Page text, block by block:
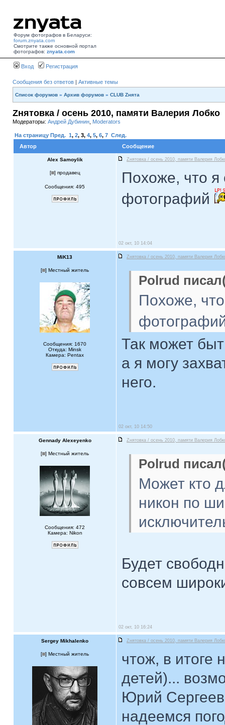
Форум фотографов в Беларуси:
forum.znyata.com
Смотрите также основной портал
фотографов: znyata.com
Вход Регистрация
Сообщения без ответов | Активные темы
Список форумов » Архив форумов » CLUB Zнята
Zнятовка / осень 2010, памяти Валерия Лобко
Модераторы: Андрей Дубинин Moderators
На страницу Пред. 1, 2, 3, 4, 5, 6, 7 След.
Автор
Сообщение
Alex Samoylik Zнятовка / осень 2010, памяти Валерия
[ ] продавец
Сообщения: 495
Похоже, что я
фотографий
02 окт, 10 14:04
MiK13 Zнятовка / осень 2010, памяти Валерия
[ ] Местный житель
Сообщения: 1670
Откуда: Minsk
Камера: Pentax
Polrud
Похоже,
Так может
а я могу
него.
02 окт, 10 14:50
Gennady Alexeyenko Zнятовка / осень 2010, памяти Валерия
[ ] Местный житель
Сообщения: 472
Камера: Nikon
Polrud
Может кто
никон по
Будет
совсем
02 окт, 10 16:24
Sergey Mikhalenko Zнятовка / осень 2010, памяти Валерия
[ ] Местный житель
чтож, в итоге
детей)...
Юрий
надеемся